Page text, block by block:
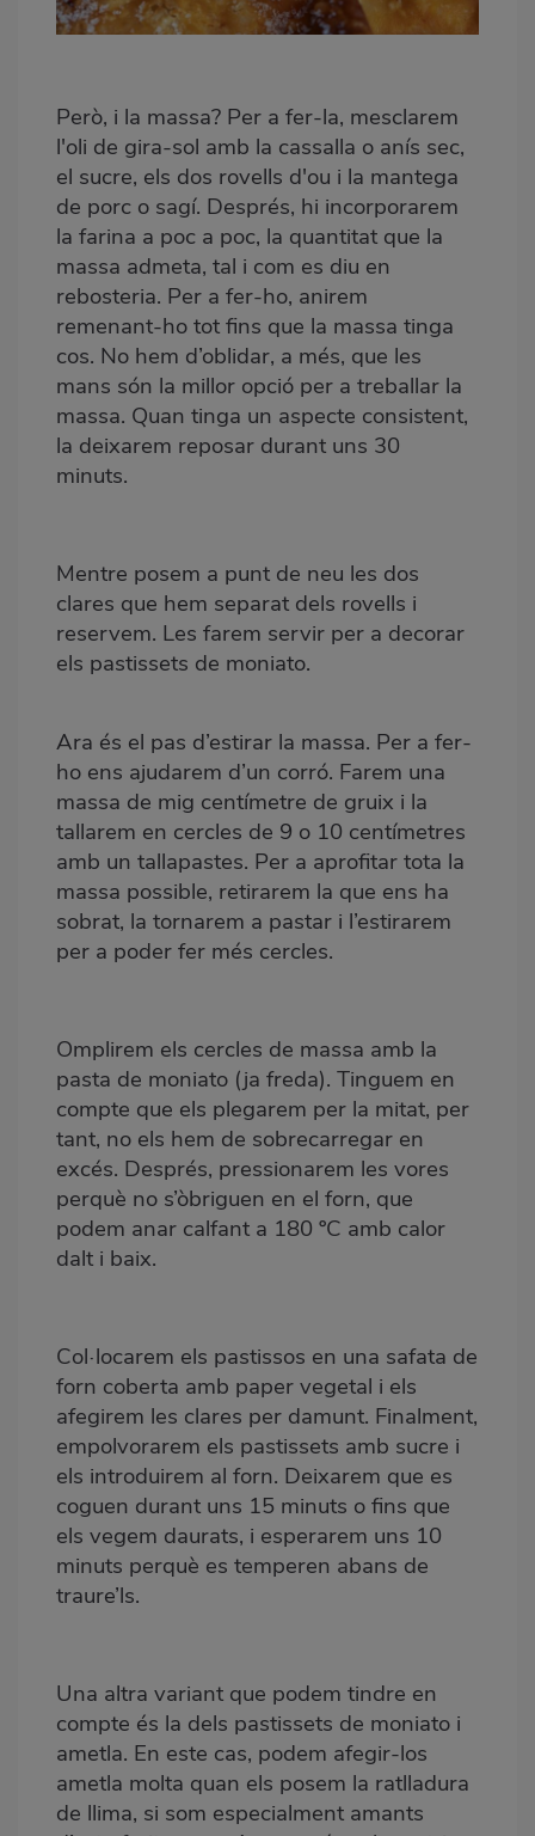
Però, i la massa? Per a fer-la, mesclarem
l'oli de gira-sol amb la cassalla o anís sec,
el sucre, els dos rovells d'ou i la mantega
de porc o sagí. Després, hi incorporarem
la farina a poc a poc, la quantitat que la
massa admeta, tal i com es diu en
rebosteria. Per a fer-ho, anirem
remenant-ho tot fins que la massa tinga
cos. No hem d’oblidar, a més, que les
mans són la millor opció per a treballar la
massa. Quan tinga un aspecte consistent,
la deixarem reposar durant uns 30
minuts.
Mentre posem a punt de neu les dos
clares que hem separat dels rovells i
reservem. Les farem servir per a decorar
els pastissets de moniato.
Ara és el pas d’estirar la massa. Per a fer-
ho ens ajudarem d’un corró. Farem una
massa de mig centímetre de gruix i la
tallarem en cercles de 9 o 10 centímetres
amb un tallapastes. Per a aprofitar tota la
massa possible, retirarem la que ens ha
sobrat, la tornarem a pastar i l’estirarem
per a poder fer més cercles.
Omplirem els cercles de massa amb la
pasta de moniato (ja freda). Tinguem en
compte que els plegarem per la mitat, per
tant, no els hem de sobrecarregar en
excés. Després, pressionarem les vores
perquè no s’òbriguen en el forn, que
podem anar calfant a 180 ºC amb calor
dalt i baix.
Col·locarem els pastissos en una safata de
forn coberta amb paper vegetal i els
afegirem les clares per damunt. Finalment,
empolvorarem els pastissets amb sucre i
els introduirem al forn. Deixarem que es
coguen durant uns 15 minuts o fins que
els vegem daurats, i esperarem uns 10
minuts perquè es temperen abans de
traure’ls.
Una altra variant que podem tindre en
compte és la dels pastissets de moniato i
ametla. En este cas, podem afegir-los
ametla molta quan els posem la ratlladura
de llima, si som especialment amants